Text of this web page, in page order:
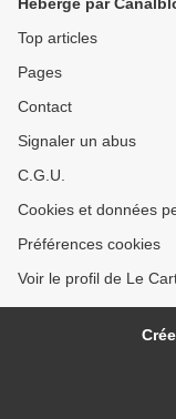
Top articles
Pages
Contact
Signaler un abus
C.G.U.
Cookies et données
Préférences cookies
Voir le profil de Le